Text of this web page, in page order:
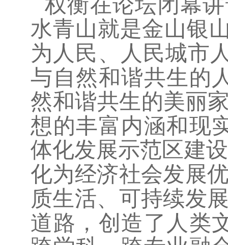
权衡在论坛闭幕
水青山就是金山银
为人民、人民城市
与自然和谐共生的
然和谐共生的美丽
想的丰富内涵和现
体化发展示范区建
化为经济社会发展
质生活、可持续发
道路，创造了人类